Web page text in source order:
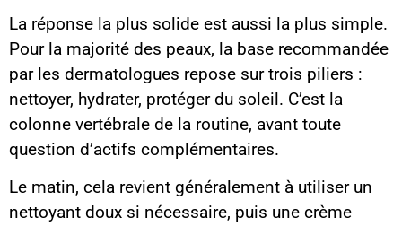
La réponse la plus solide est aussi la plus simple.
Pour la majorité des peaux, la base recommandée
par les dermatologues repose sur trois piliers :
nettoyer, hydrater, protéger du soleil. C’est la
colonne vertébrale de la routine, avant toute
question d’actifs complémentaires.
Le matin, cela revient généralement à utiliser un
nettoyant doux si nécessaire, puis une crème